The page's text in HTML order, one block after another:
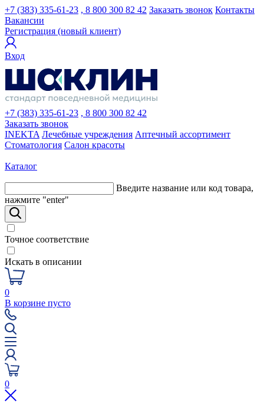
+7 (383) 335-61-23 , 8 800 300 82 42 Заказать звонок Контакты
Вакансии
Регистрация (новый клиент)
Вход
+7 (383) 335-61-23 , 8 800 300 82 42
Заказать звонок
INEKTA Лечебные учреждения Аптечный ассортимент
Стоматология Салон красоты
Каталог
Введите название или код товара,
нажмите "enter"
Точное соответствие
Искать в описании
0
В корзине пусто
0